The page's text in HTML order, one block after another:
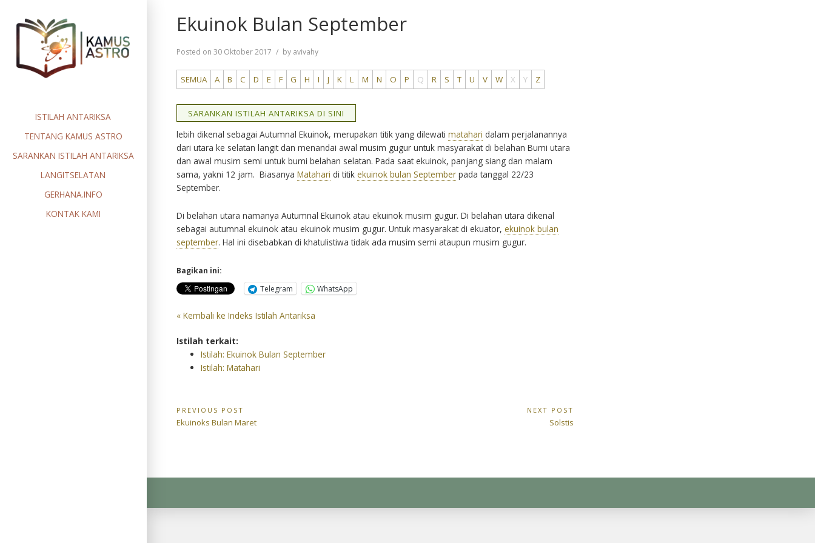
content
ISTILAH ANTARIKSA
TENTANG KAMUS ASTRO
SARANKAN ISTILAH ANTARIKSA
LANGITSELATAN
GERHANA.INFO
KONTAK KAMI
Ekuinok Bulan September
Posted on30 Oktober 2017 by avivahy
SEMUA A B C D E F G H I J K L M N O P Q R S T U V W X Y Z
SARANKAN ISTILAH ANTARIKSA DI SINI
lebih dikenal sebagai Autumnal Ekuinok, merupakan titik yang dilewatimatahari dalam perjalanannya
dari utara ke selatan langit dan menandai awal musim gugur untuk masyarakat di belahan Bumi utara
dan awal musim semi untuk bumi belahan selatan. Pada saat ekuinok, panjang siang dan malam
sama, yakni 12 jam. BiasanyaMatahari di titikekuinok bulan September pada tanggal 22/23
September.
Di belahan utara namanya Autumnal Ekuinok atau ekuinok musim gugur. Di belahan utara dikenal
sebagai autumnal ekuinok atau ekuinok musim gugur. Untuk masyarakat di ekuator,ekuinok bulan
september. Hal ini disebabkan di khatulistiwa tidak ada musim semi ataupun musim gugur.
Bagikan ini:
Telegram
WhatsApp
« Kembali ke Indeks Istilah Antariksa
Istilah terkait:
Istilah: Ekuinok Bulan September
Istilah: Matahari
Navigasi
pos
PREVIOUS POST
Previous
Ekuinoks Bulan Maret
NEXT POST
Next
Solstis